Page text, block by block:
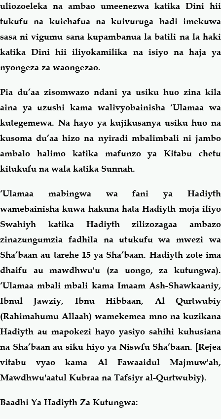
uliozoeleka na ambao umeenezwa katika Dini hii
tukufu na kuichafua na kuivuruga hadi imekuwa
sasa ni vigumu sana kupambanua la batili na la haki
katika Dini hii iliyokamilika na isiyo na haja ya
nyongeza za waongezao.
Pia du’aa zisomwazo ndani ya usiku huo zina kila
aina ya uzushi kama walivyobainisha ‘Ulamaa wa
kutegemewa. Na hayo ya kujikusanya usiku huo na
kusoma du’aa hizo na nyiradi mbalimbali ni jambo
ambalo halimo katika mafunzo ya Kitabu chetu
kitukufu na wala katika Sunnah.
‘Ulamaa mabingwa wa fani ya Hadiyth
wamebainisha kuwa hakuna hata Hadiyth moja iliyo
Swahiyh katika Hadiyth zilizozagaa ambazo
zinazungumzia fadhila na utukufu wa mwezi wa
Sha’baan au tarehe 15 ya Sha’baan. Hadiyth zote ima
dhaifu au mawdhwu'u (za uongo, za kutungwa).
‘Ulamaa mbali mbali kama Imaam Ash-Shawkaaniy,
Ibnul Jawziy, Ibnu Hibbaan, Al Qurtwubiy
(Rahimahumu Allaah) wamekemea mno na kuzikana
Hadiyth au mapokezi hayo yasiyo sahihi kuhusiana
na Sha’baan au siku hiyo ya Niswfu Sha’baan. [Rejea
vitabu vyao kama Al Fawaaidul Majmuw'ah,
Mawdhwu'aatul Kubraa na Tafsiyr al-Qurtwubiy).
Baadhi Ya Hadiyth Za Kutungwa: